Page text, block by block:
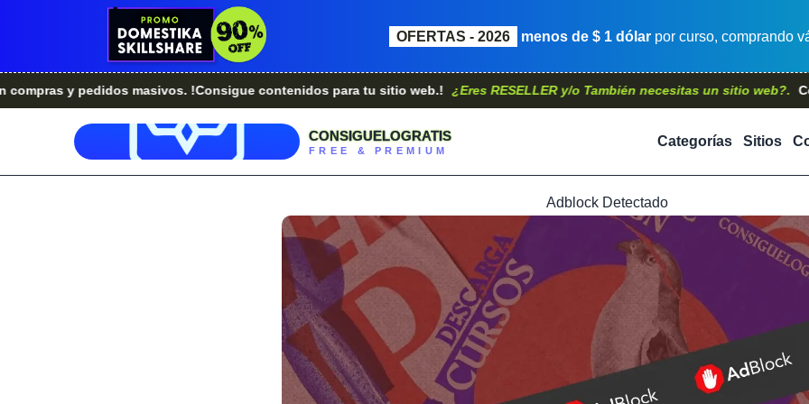
OFERTAS - 2026 menos de $ 1 dólar por curso, comprando
y pedidos masivos. !Consigue contenidos para tu sitio web.! ¿Eres RESELLER y/o También necesitas un sitio web?.
CONSIGUELOGRATIS
FREE & PREMIUM
Categorías Sitios
Adblock Detectado